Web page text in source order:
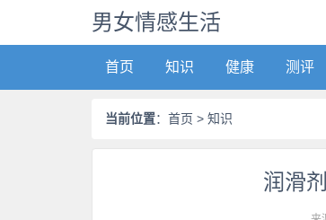
男女情感生活
首页 知识 健康 测评
当前位置： 首页 > 知识
润滑